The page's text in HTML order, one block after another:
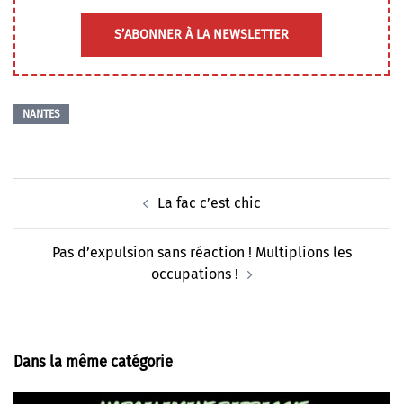
S’ABONNER À LA NEWSLETTER
NANTES
La fac c’est chic
Pas d’expulsion sans réaction ! Multiplions les
occupations !
Dans la même catégorie